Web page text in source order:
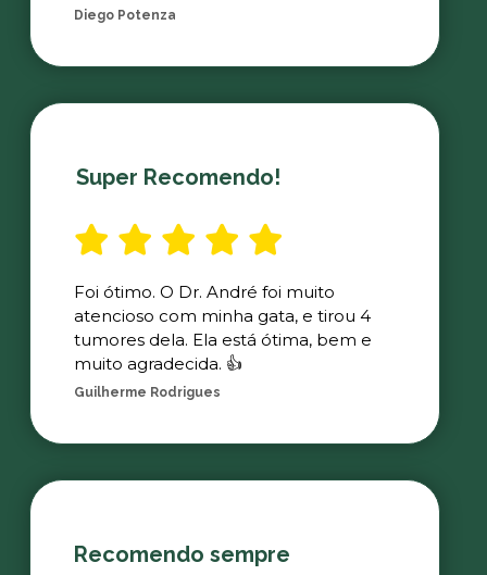
Diego Potenza
Super Recomendo!
Foi ótimo. O Dr. André foi muito
atencioso com minha gata, e tirou 4
tumores dela. Ela está ótima, bem e
muito agradecida. 👍
Guilherme Rodrigues
Recomendo sempre